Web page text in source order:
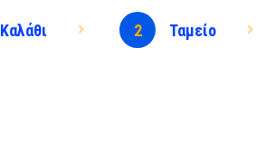
Καλάθι 2 Ταμείο